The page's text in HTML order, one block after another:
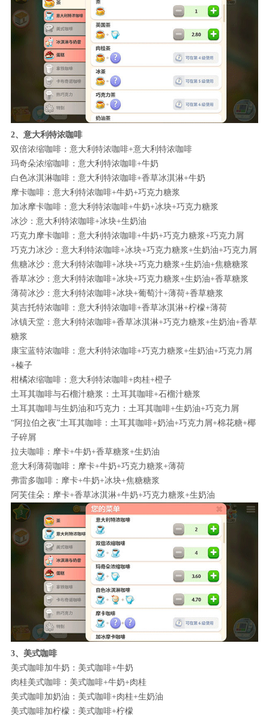
2、意大利特浓咖啡
双倍浓缩咖啡：意大利特浓咖啡+意大利特浓咖啡
玛奇朵浓缩咖啡：意大利特浓咖啡+牛奶
白色冰淇淋咖啡：意大利特浓咖啡+香草冰淇淋+牛奶
摩卡咖啡：意大利特浓咖啡+牛奶+巧克力糖浆
加冰摩卡咖啡：意大利特浓咖啡+牛奶+冰块+巧克力糖浆
冰沙：意大利特浓咖啡+冰块+生奶油
巧克力摩卡咖啡：意大利特浓咖啡+牛奶+巧克力糖浆+巧克力屑
巧克力冰沙：意大利特浓咖啡+冰块+巧克力糖浆+生奶油+巧克力屑
焦糖冰沙：意大利特浓咖啡+冰块+巧克力糖浆+生奶油+焦糖糖浆
香草冰沙：意大利特浓咖啡+冰块+巧克力糖浆+生奶油+香草糖浆
薄荷冰沙：意大利特浓咖啡+冰块+葡萄汁+薄荷+香草糖浆
莫吉托特浓咖啡：意大利特浓咖啡+香草冰淇淋+柠檬+薄荷
冰镇天堂：意大利特浓咖啡+香草冰淇淋+巧克力糖浆+生奶油+香草
糖浆
康宝蓝特浓咖啡：意大利特浓咖啡+巧克力糖浆+生奶油+巧克力屑
+榛子
柑橘浓缩咖啡：意大利特浓咖啡+肉桂+橙子
土耳其咖啡与石榴汁糖浆：土耳其咖啡+石榴汁糖浆
土耳其咖啡与生奶油和巧克力：土耳其咖啡+生奶油+巧克力屑
“阿拉伯之夜”土耳其咖啡：土耳其咖啡+奶油+巧克力屑+棉花糖+椰
子碎屑
拉夫咖啡：摩卡+牛奶+香草糖浆+生奶油
意大利薄荷咖啡：摩卡+牛奶+巧克力糖浆+薄荷
弗雷多咖啡：摩卡+牛奶+冰块+焦糖糖浆
阿芙佳朵：摩卡+香草冰淇淋+牛奶+巧克力糖浆+生奶油
3、美式咖啡
美式咖啡加牛奶：美式咖啡+牛奶
肉桂美式咖啡：美式咖啡+牛奶+肉桂
美式咖啡加奶油：美式咖啡+肉桂+生奶油
美式咖啡加柠檬：美式咖啡+柠檬